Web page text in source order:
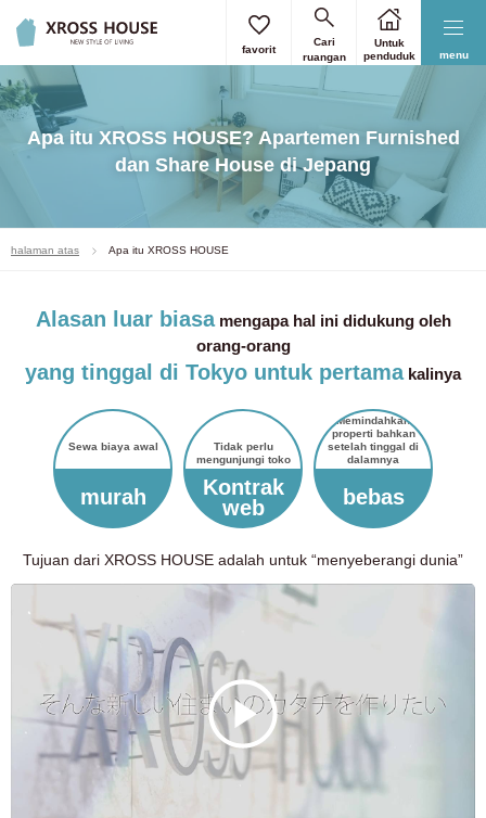
menu
favorit
Cari
ruangan
Untuk
penduduk
Apa itu XROSS HOUSE? Apartemen Furnished
dan Share House di Jepang
halaman atas Apa itu XROSS HOUSE
Alasan luar biasamengapa hal ini didukung oleh
orang-orang
yang tinggal di Tokyo untuk pertamakalinya
Sewa biaya awal
murah
Tidak perlu
mengunjungi toko
Kontrak
web
Memindahkan
properti bahkan
setelah tinggal di
dalamnya
bebas
Tujuan dari XROSS HOUSE adalah untuk “menyeberangi dunia”